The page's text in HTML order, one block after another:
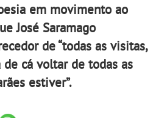
em movimento ao
José Saramago
de “todas as visitas,
cá voltar de todas as
estiver”.